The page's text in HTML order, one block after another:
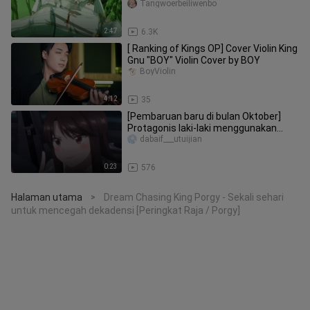
2:47
akan muncul!
6.3K
Tangwoerbeiliwenbo
4:12
[ Ranking of Kings OP] Cover Violin King
Gnu "BOY" Violin Cover by BOY
35
BoyViolin
0:23
[Pembaruan baru di bulan Oktober]
Protagonis laki-laki menggunakan
akalnya untuk menyelesaikan krisi
576
dabaif___utuijian
Halaman utama >
Dream Chasing King Porgy - Sekali sehari
untuk mencegah dekadensi [Peringkat Raja / Porgy]